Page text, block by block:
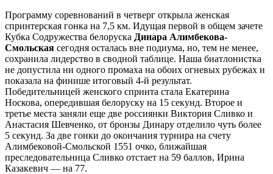
Программу соревнований в четверг открыла женская
спринтерская гонка на 7,5 км. Идущая первой в общем зачете
Кубка Содружества белоруска Динара Алимбекова-
Смольская сегодня осталась вне подиума, но, тем не менее,
сохранила лидерство в сводной таблице. Наша биатлонистка
не допустила ни одного промаха на обоих огневых рубежах и
показала на финише итоговый 4-й результат.
Победительницей женского спринта стала Екатерина
Носкова, опередившая белоруску на 15 секунд. Второе и
третье места заняли еще две россиянки Виктория Сливко и
Анастасия Шевченко, от бронзы Динару отделило чуть более
5 секунд. За две гонки до окончания турнира на счету
Алимбековой-Смольской 1551 очко, ближайшая
преследовательница Сливко отстает на 59 баллов, Ирина
Казакевич — на 77.